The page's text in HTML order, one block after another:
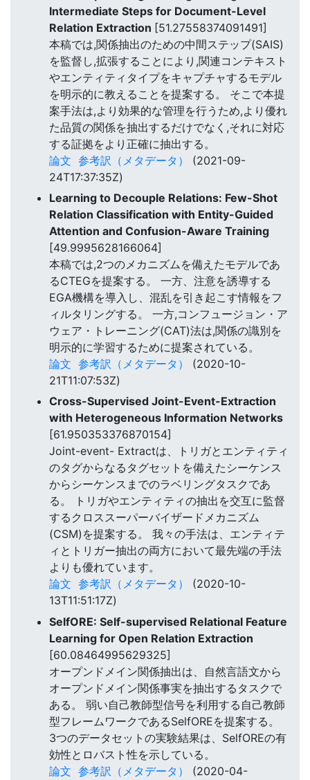
Intermediate Steps for Document-Level
Relation Extraction [51.27558374091491]
本稿では,関係抽出のための中間ステップ(SAIS)
を監督し,拡張することにより,関連コンテキスト
やエンティティタイプをキャプチャするモデル
を明示的に教えることを提案する。 そこで本提
案手法は,より効果的な管理を行うため,より優れ
た品質の関係を抽出するだけでなく,それに対応
する証拠をより正確に抽出する。
論文 参考訳（メタデータ）
(2021-09-
24T17:37:35Z)
Learning to Decouple Relations: Few-Shot
Relation Classification with Entity-Guided
Attention and Confusion-Aware Training
[49.9995628166064]
本稿では,2つのメカニズムを備えたモデルであ
るCTEGを提案する。 一方、注意を誘導する
EGA機構を導入し、混乱を引き起こす情報をフ
ィルタリングする。 一方,コンフュージョン・ア
ウェア・トレーニング(CAT)法は,関係の識別を
明示的に学習するために提案されている。
論文 参考訳（メタデータ）
(2020-10-
21T11:07:53Z)
Cross-Supervised Joint-Event-Extraction
with Heterogeneous Information Networks
[61.950353376870154]
Joint-event- Extractは、トリガとエンティティ
のタグからなるタグセットを備えたシーケンス
からシーケンスまでのラベリングタスクであ
る。 トリガやエンティティの抽出を交互に監督
するクロススーパーバイザードメカニズム
(CSM)を提案する。 我々の手法は、エンティテ
ィとトリガー抽出の両方において最先端の手法
よりも優れています。
論文 参考訳（メタデータ）
(2020-10-
13T11:51:17Z)
SelfORE: Self-supervised Relational Feature
Learning for Open Relation Extraction
[60.08464995629325]
オープンドメイン関係抽出は、自然言語文から
オープンドメイン関係事実を抽出するタスクで
ある。 弱い自己教師型信号を利用する自己教師
型フレームワークであるSelfOREを提案する。
3つのデータセットの実験結果は、SelfOREの有
効性とロバスト性を示している。
論文 参考訳（メタデータ） (2020-04-